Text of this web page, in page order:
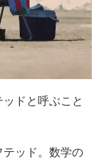
ドと呼ぶこと
テッド。数学の